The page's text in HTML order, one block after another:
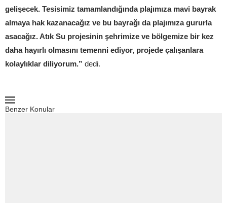
gelişecek. Tesisimiz tamamlandığında plajımıza mavi bayrak
almaya hak kazanacağız ve bu bayrağı da plajımıza gururla
asacağız. Atık Su projesinin şehrimize ve bölgemize bir kez
daha hayırlı olmasını temenni ediyor, projede çalışanlara
kolaylıklar diliyorum.” dedi.
Benzer Konular